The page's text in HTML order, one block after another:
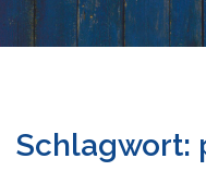
Schlagwort: